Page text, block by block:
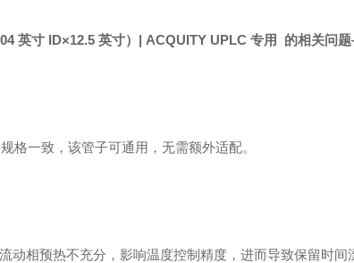
英寸 ID×12.5 英寸）| ACQUITY UPLC 专用 的相关问
格一致，该管子可通用，无需额外适配。
相预热不充分，影响温度控制精度，进而导致保留时间